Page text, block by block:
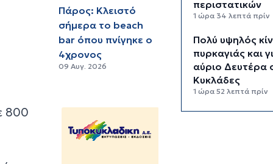
800
Πάρος: Κλειστό
σήμερα το beach
bar όπου πνίγηκε ο
4χρονος
09 Αυγ. 2026
περιστατικών
1 ώρα 34 λεπτά πρίν
Πολύ υψηλός
πυρκαγιάς και
αύριο Δευτέρα
Κυκλάδες
1 ώρα 52 λεπτά πρίν
Ασθενής